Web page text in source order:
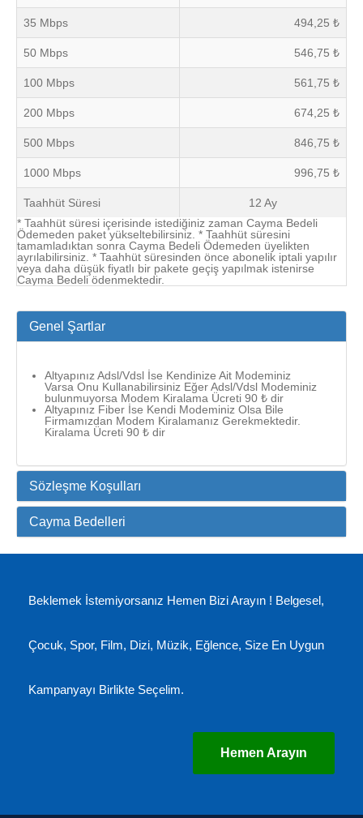
35 Mbps 494,25 ₺
50 Mbps 546,75 ₺
100 Mbps 561,75 ₺
200 Mbps 674,25 ₺
500 Mbps 846,75 ₺
1000 Mbps 996,75 ₺
Taahhüt Süresi
12 Ay
* Taahhüt süresi içerisinde istediğiniz zaman Cayma Bedeli
Ödemeden paket yükseltebilirsiniz. * Taahhüt süresini
tamamladıktan sonra Cayma Bedeli Ödemeden üyelikten
ayrılabilirsiniz. * Taahhüt süresinden önce abonelik iptali yapılır
veya daha düşük fiyatlı bir pakete geçiş yapılmak istenirse
Cayma Bedeli ödenmektedir.
Genel Şartlar
Altyapınız Adsl/Vdsl İse Kendinize Ait Modeminiz
Varsa Onu Kullanabilirsiniz Eğer Adsl/Vdsl Modeminiz
bulunmuyorsa Modem Kiralama Ücreti 90 ₺ dir
Altyapınız Fiber İse Kendi Modeminiz Olsa Bile
Firmamızdan Modem Kiralamanız Gerekmektedir.
Kiralama Ücreti 90 ₺ dir
Sözleşme Koşulları
Cayma Bedelleri
Beklemek İstemiyorsanız Hemen Bizi Arayın ! Belgesel,
Çocuk, Spor, Film, Dizi, Müzik, Eğlence, Size En Uygun
Kampanyayı Birlikte Seçelim.
Hemen Arayın